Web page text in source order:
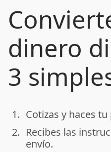
dinero
3
done
1. Cotizas y haces
done
2. Recibes las
envío.